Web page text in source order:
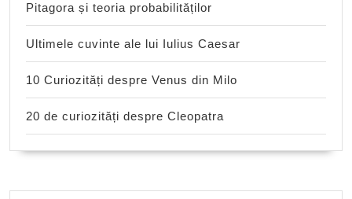
Pitagora și teoria probabilităților
Ultimele cuvinte ale lui Iulius Caesar
10 Curiozități despre Venus din Milo
20 de curiozități despre Cleopatra